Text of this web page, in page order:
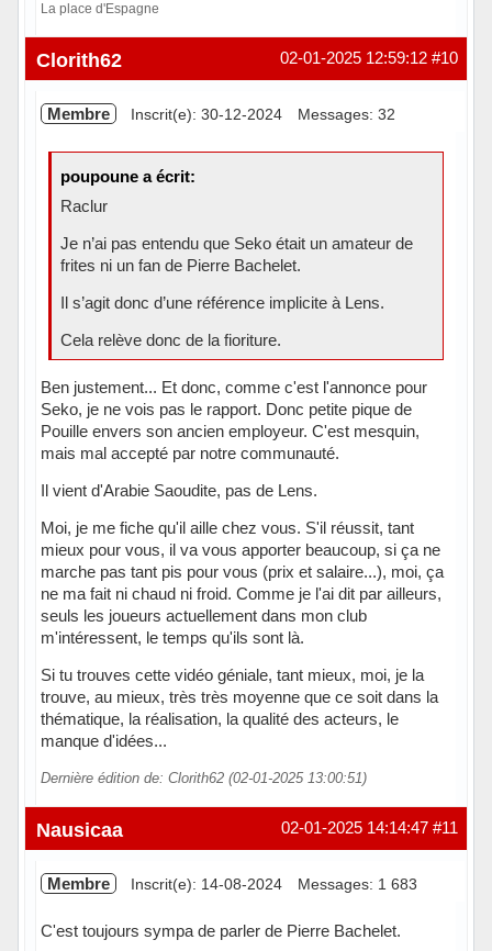
La place d'Espagne
Hors ligne #10
02-01-2025 12:59:12
Clorith62
Membre Inscrit(e): 30-12-2024 Messages: 32
poupoune a écrit:
Raclur
Je n’ai pas entendu que Seko était un amateur de
frites ni un fan de Pierre Bachelet.
Il s’agit donc d’une référence implicite à Lens.
Cela relève donc de la fioriture.
Ben justement... Et donc, comme c'est l'annonce pour
Seko, je ne vois pas le rapport. Donc petite pique de
Pouille envers son ancien employeur. C'est mesquin,
mais mal accepté par notre communauté.
Il vient d'Arabie Saoudite, pas de Lens.
Moi, je me fiche qu'il aille chez vous. S'il réussit, tant
mieux pour vous, il va vous apporter beaucoup, si ça ne
marche pas tant pis pour vous (prix et salaire...), moi, ça
ne ma fait ni chaud ni froid. Comme je l'ai dit par ailleurs,
seuls les joueurs actuellement dans mon club
m'intéressent, le temps qu'ils sont là.
Si tu trouves cette vidéo géniale, tant mieux, moi, je la
trouve, au mieux, très très moyenne que ce soit dans la
thématique, la réalisation, la qualité des acteurs, le
manque d'idées...
Dernière édition de: Clorith62 (02-01-2025 13:00:51)
Hors ligne #11
02-01-2025 14:14:47
Nausicaa
Membre Inscrit(e): 14-08-2024 Messages: 1 683
C'est toujours sympa de parler de Pierre Bachelet.